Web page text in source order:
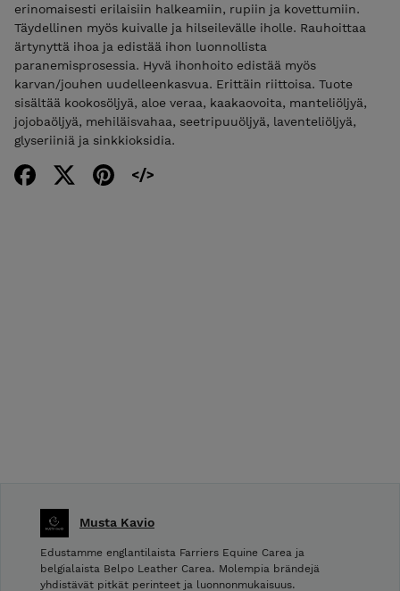
erinomaisesti erilaisiin halkeamiin, rupiin ja kovettumiin.
Täydellinen myös kuivalle ja hilseilevälle iholle. Rauhoittaa
ärtynyttä ihoa ja edistää ihon luonnollista
paranemisprosessia. Hyvä ihonhoito edistää myös
karvan/jouhen uudelleenkasvua. Erittäin riittoisa. Tuote
sisältää kookosöljyä, aloe veraa, kaakaovoita, manteliöljyä,
jojobaöljyä, mehiläisvahaa, seetripuuöljyä, laventeliöljyä,
glyseriiniä ja sinkkioksidia.
Musta Kavio
Edustamme englantilaista Farriers Equine Carea ja
belgialaista Belpo Leather Carea. Molempia brändejä
yhdistävät pitkät perinteet ja luonnonmukaisuus.